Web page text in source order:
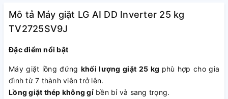
Mô tả Máy giặt LG AI DD Inverter 25 kg
TV2725SV9J
Đặc điểm nổi bật
Máy giặt lồng đứng khối lượng giặt 25 kg phù hợp cho gia
đình từ 7 thành viên trở lên.
Lồng giặt thép không gỉbền bỉ và sang trọng.